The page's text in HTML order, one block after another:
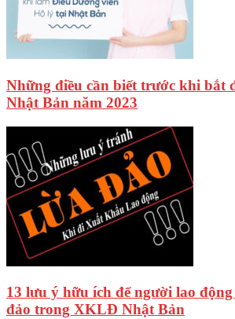
Những điều cần biết trước khi bắt
Nhật Bản năm 2023
13 lưu ý hữu ích để người lao
đảo trong XKLĐ Nhật Bản